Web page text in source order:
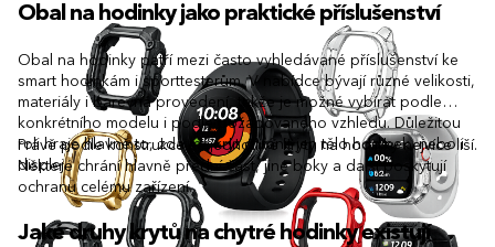
Obal na hodinky jako praktické příslušenství
Obal na hodinky patří mezi často vyhledávané příslušenství ke
smart hodinkám i sporttesterům. V nabídce bývají různé velikosti,
materiály i barevná provedení, takže je možné vybírat podle
konkrétního modelu i podle požadovaného vzhledu. Důležitou
roli hraje hlavně to, zda má kryt chránit jen tělo hodinek, nebo i
displej.
Právě podle konstrukce se jednotlivé kryty na hodinky nejvíce liší.
Některé chrání hlavně přední část, jiné boky a další poskytují
ochranu celému zařízení.
Jaké druhy krytů na chytré hodinky existují